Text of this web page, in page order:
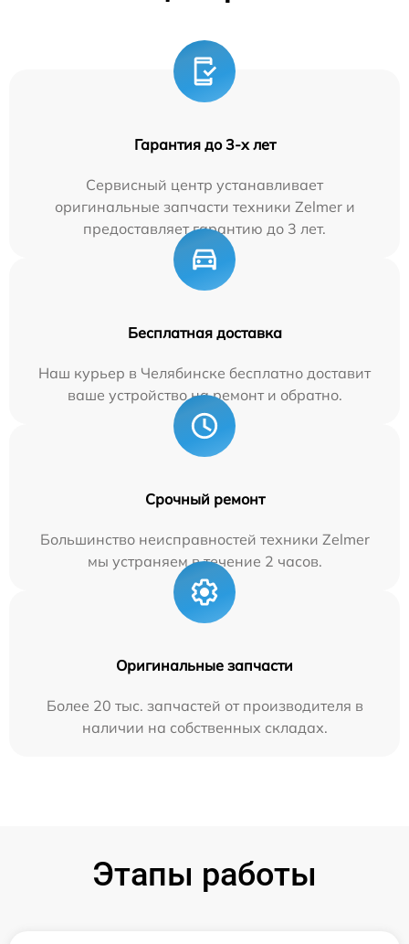
Гарантия до 3-х лет
Сервисный центр устанавливает
оригинальные запчасти техники Zelmer и
предоставляет гарантию до 3 лет.
Бесплатная доставка
Наш курьер в Челябинске бесплатно доставит
ваше устройство на ремонт и обратно.
Срочный ремонт
Большинство неисправностей техники Zelmer
мы устраняем в течение 2 часов.
Оригинальные запчасти
Более 20 тыс. запчастей от производителя в
наличии на собственных складах.
Этапы работы